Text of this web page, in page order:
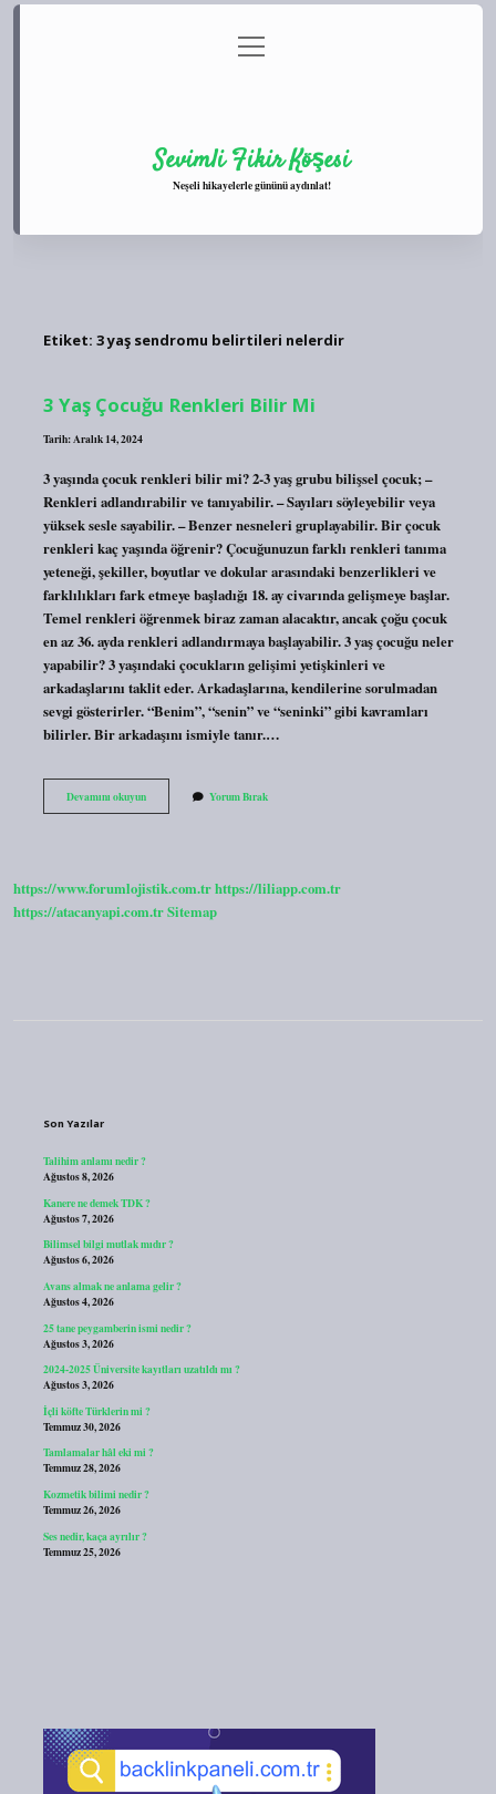
Gizlilik Politikası
menüyü
aç
Sevimli Fikir Köşesi
Neşeli hikayelerle gününü aydınlat!
Etiket: 3 yaş sendromu belirtileri nelerdir
3 Yaş Çocuğu Renkleri Bilir Mi
Tarih: Aralık 14, 2024
3 yaşında çocuk renkleri bilir mi? 2-3 yaş grubu bilişsel çocuk; –
Renkleri adlandırabilir ve tanıyabilir. – Sayıları söyleyebilir veya
yüksek sesle sayabilir. – Benzer nesneleri gruplayabilir. Bir çocuk
renkleri kaç yaşında öğrenir? Çocuğunuzun farklı renkleri tanıma
yeteneği, şekiller, boyutlar ve dokular arasındaki benzerlikleri ve
farklılıkları fark etmeye başladığı 18. ay civarında gelişmeye başlar.
Temel renkleri öğrenmek biraz zaman alacaktır, ancak çoğu çocuk
en az 36. ayda renkleri adlandırmaya başlayabilir. 3 yaş çocuğu neler
yapabilir? 3 yaşındaki çocukların gelişimi yetişkinleri ve
arkadaşlarını taklit eder. Arkadaşlarına, kendilerine sorulmadan
sevgi gösterirler. “Benim”, “senin” ve “seninki” gibi kavramları
bilirler. Bir arkadaşını ismiyle tanır.…
Devamını okuyun3
Yaş
Yorum Bırak
https://www.forumlojistik.com.trhttps://liliapp.com.tr
https://atacanyapi.com.trSitemap
Son Yazılar
Talihim anlamı nedir ?
Ağustos 8, 2026
Kanere ne demek TDK ?
Ağustos 7, 2026
Bilimsel bilgi mutlak mıdır ?
Ağustos 6, 2026
Avans almak ne anlama gelir ?
Ağustos 4, 2026
25 tane peygamberin ismi nedir ?
Ağustos 3, 2026
2024-2025 Üniversite kayıtları uzatıldı mı ?
Ağustos 3, 2026
İçli köfte Türklerin mi ?
Temmuz 30, 2026
Tamlamalar hâl eki mi ?
Temmuz 28, 2026
Kozmetik bilimi nedir ?
Temmuz 26, 2026
Ses nedir, kaça ayrılır ?
Temmuz 25, 2026